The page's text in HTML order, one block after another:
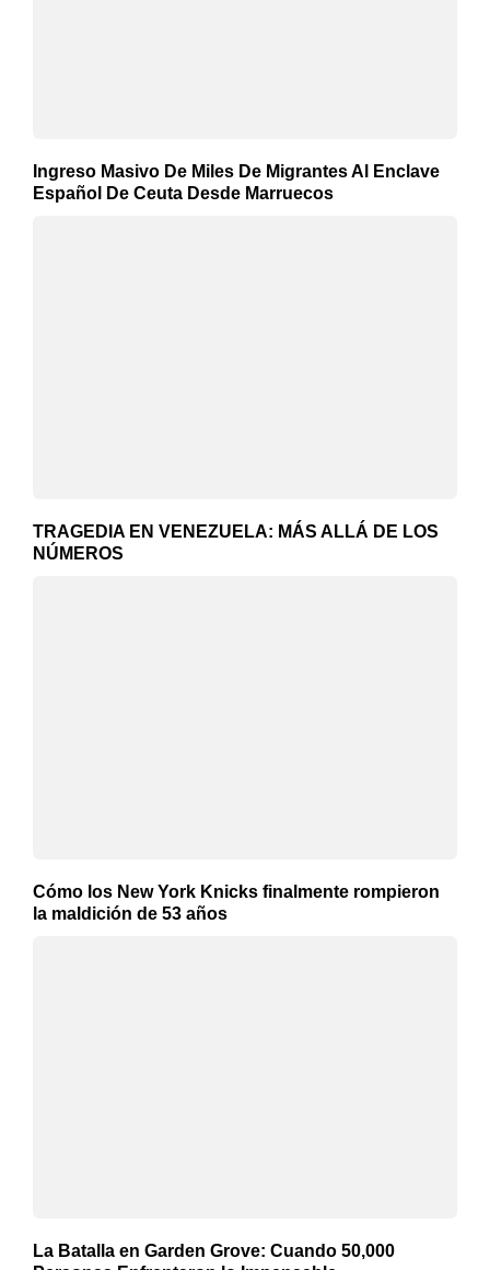
Ingreso Masivo De Miles De Migrantes Al Enclave
Español De Ceuta Desde Marruecos
TRAGEDIA EN VENEZUELA: MÁS ALLÁ DE LOS
NÚMEROS
Cómo los New York Knicks finalmente rompieron
la maldición de 53 años
La Batalla en Garden Grove: Cuando 50,000